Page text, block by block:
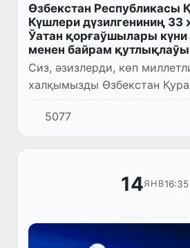
Өзбекстан Республикасы
Күшлери дүзилгениниң
Ўатан қорғаўшылары күни
менен байрам қутлықлаўы
Сиз, әзизлерди, көп
халқымызды Өзбекстан
дүзилгениниң 33 жыллығы
қорғаўшылары күни менен
қутлықлайман.
5077
14ЯНВ16:35